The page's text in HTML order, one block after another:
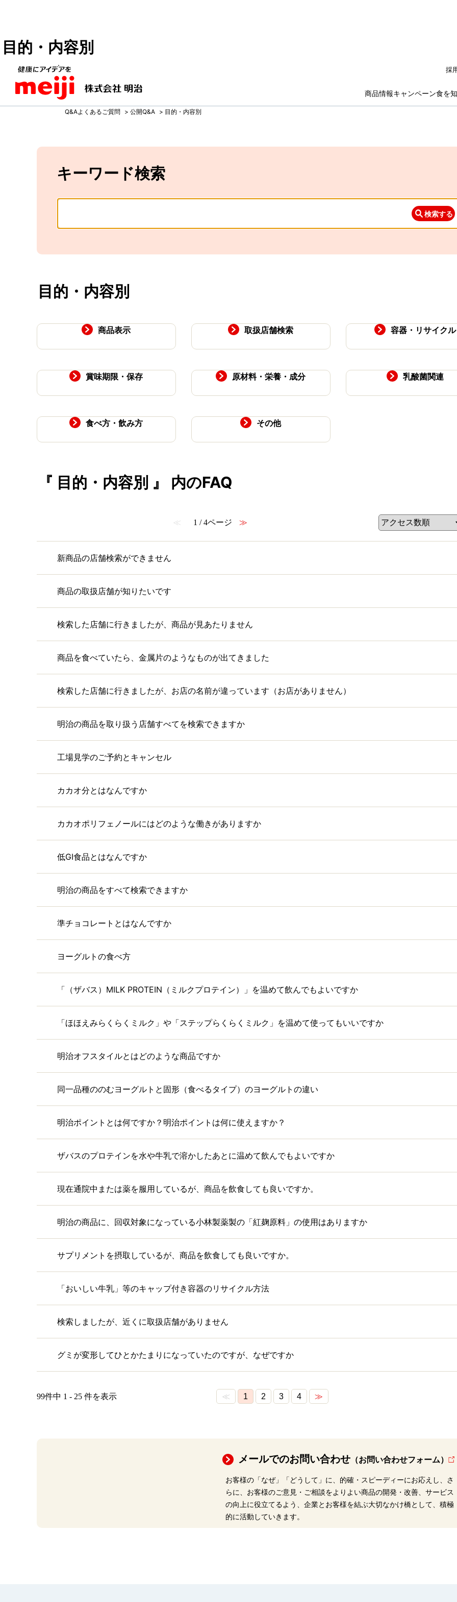
目的・内容別
商品情報キャンペーン食を
採
Q&Aよくあるご質問 > 公開Q&A > 目的・内容別
キーワード検索
目的・内容別
商品表示 取扱店舗検索 容器・リサイクル
賞味期限・保存 原材料・栄養・成分 乳酸菌関連
食べ方・飲み方 その他
『 目的・内容別 』 内のFAQ
≪ 1 / 4ページ ≫
新商品の店舗検索ができません
商品の取扱店舗が知りたいです
検索した店舗に行きましたが、商品が見あたりません
商品を食べていたら、金属片のようなものが出てきました
検索した店舗に行きましたが、お店の名前が違っています（お店がありません）
明治の商品を取り扱う店舗すべてを検索できますか
工場見学のご予約とキャンセル
カカオ分とはなんですか
カカオポリフェノールにはどのような働きがありますか
低GI食品とはなんですか
明治の商品をすべて検索できますか
準チョコレートとはなんですか
ヨーグルトの食べ方
「（ザバス）MILK PROTEIN（ミルクプロテイン）」を温めて飲んでもよいですか
「ほほえみらくらくミルク」や「ステップらくらくミルク」を温めて使ってもいいですか
明治オフスタイルとはどのような商品ですか
同一品種ののむヨーグルトと固形（食べるタイプ）のヨーグルトの違い
明治ポイントとは何ですか？明治ポイントは何に使えますか？
ザバスのプロテインを水や牛乳で溶かしたあとに温めて飲んでもよいですか
現在通院中または薬を服用しているが、商品を飲食しても良いですか。
明治の商品に、回収対象になっている小林製薬製の「紅麹原料」の使用はありますか
サプリメントを摂取しているが、商品を飲食しても良いですか。
「おいしい牛乳」等のキャップ付き容器のリサイクル方法
検索しましたが、近くに取扱店舗がありません
グミが変形してひとかたまりになっていたのですが、なぜですか
99件中 1 - 25 件を表示 ≪ 1 2 3 4 ≫
メールでのお問い合わせ（お問い合わせフォーム）
お客様の「なぜ」「どうして」に、的確・スピーディーにお応えし、さ
らに、お客様のご意見・ご相談をよりよい商品の開発・改善、サービス
の向上に役立てるよう、企業とお客様を結ぶ大切なかけ橋として、積極
的に活動していきます。